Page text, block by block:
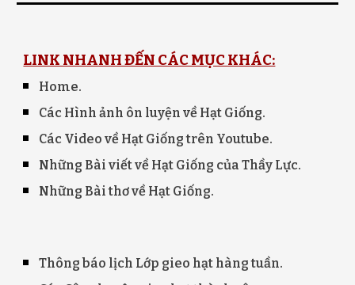
LINK NHANH ĐẾN CÁC MỤC KHÁC:
Home.
Các Hình ảnh ôn luyện về Hạt Giống.
Các Video về Hạt Giống trên Youtube.
Những Bài viết về Hạt Giống của Thầy Lực.
Những Bài thơ về Hạt Giống.
Thông báo lịch Lớp gieo hạt hàng tuần.